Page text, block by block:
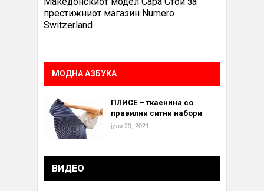
престижниот магазин Numero
Switzerland
МОДНА АЗБУКА
ПЛИСЕ – ткаенина со
правилни ситни набори
јули 29, 2021
ВИДЕО